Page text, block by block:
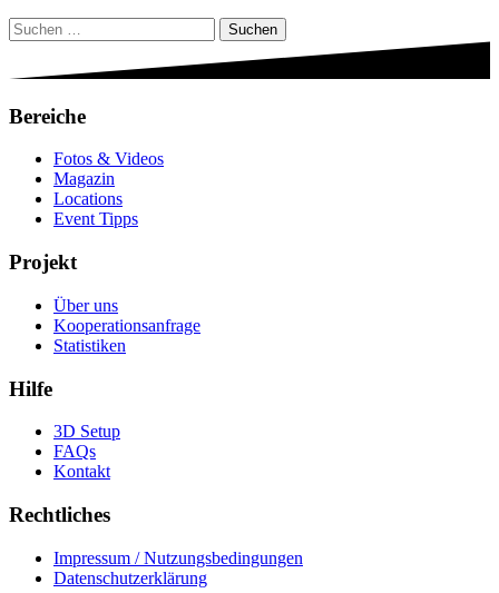
Suchen
nach:
Bereiche
Fotos & Videos
Magazin
Locations
Event Tipps
Projekt
Über uns
Kooperationsanfrage
Statistiken
Hilfe
3D Setup
FAQs
Kontakt
Rechtliches
Impressum / Nutzungsbedingungen
Datenschutzerklärung